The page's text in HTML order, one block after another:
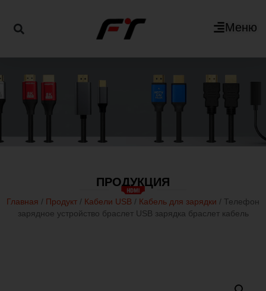
Меню
ПРОДУКЦИЯ
Главная / Продукт / Кабели USB / Кабель для зарядки / Телефон
зарядное устройство браслет USB зарядка браслет кабель